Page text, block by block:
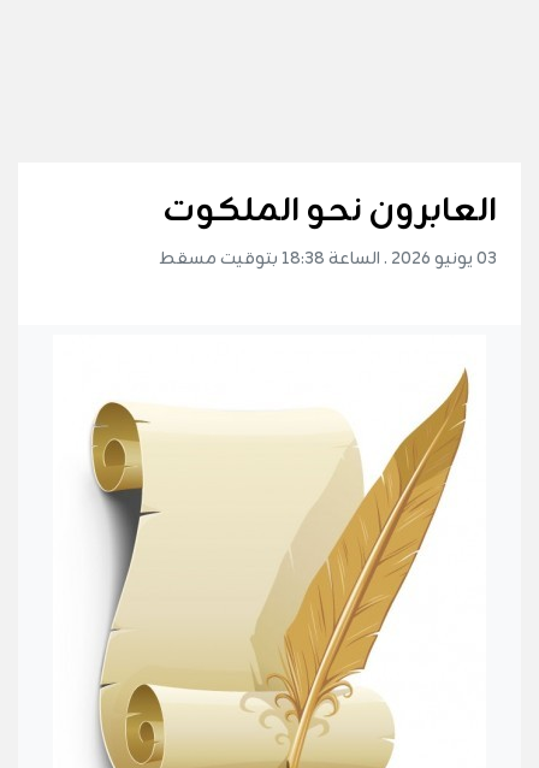
العابرون نحو الملكوت
03 يونيو 2026 . الساعة 18:38 بتوقيت مسقط